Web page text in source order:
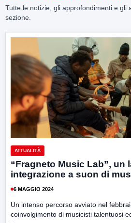
Tutte le notizie, gli approfondimenti e gli
sezione.
ATTUALITÀ
“Fragneto Music Lab”, un
integrazione a suon di
6 MAGGIO 2024
Un intenso percorso avviato nel
coinvolgimento di musicisti talentuosi